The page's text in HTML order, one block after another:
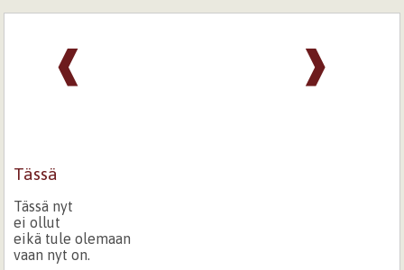
❱
❰
Tässä
Tässä nyt
ei ollut
eikä tule olemaan
vaan nyt on.